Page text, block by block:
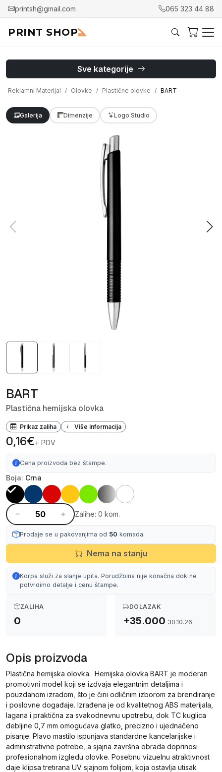
printsh@gmail.com 065 323 44 88
PRINT SHOP
Sve kategorije
Reklamni Materijal Olovke Plastične olovke BART
Galerija Dimenzije Logo Studio
BART
Plastična hemijska olovka
Prikaz zaliha Više informacija
0,16€+ PDV
Cena proizvoda bez štampe.
Boja: Crna
Zalihe: 0 kom.
Prodaje se u pakovanjima od 50 komada.
Nema na stanju
Korpa služi za slanje upita. Porudžbina nije konačna dok ne
potvrdimo detalje i cenu štampe.
ZALIHA
0
DOLAZAK
+35.000 30.10.26.
Opis proizvoda
Plastična hemijska olovka. Hemijska olovka BART je moderan
promotivni model koji se izdvaja elegantnim detaljima i
pouzdanom izradom, što je čini odličnim izborom za brendiranje
i poslovne događaje. Izrađena je od kvalitetnog ABS materijala,
lagana i praktična za svakodnevnu upotrebu, dok TC kuglica
debljine 0,7 mm omogućava glatko, precizno i ujednačeno
pisanje. Plavo mastilo ispunjava standardne kancelarijske i
administrativne potrebe, a sjajna završna obrada doprinosi
profesionalnom izgledu olovke. Posebnu vizuelnu atraktivnost
daje klipsa tretirana UV sjajnom folijom, koja ostavlja utisak